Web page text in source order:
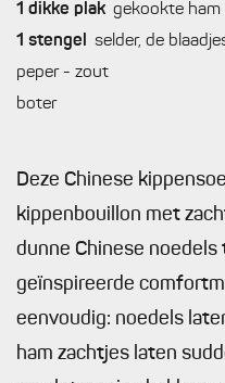
1 dikke plak gekookte ham
1 stengel
selder, de
peper - zout
boter
Deze Chinese
kippenbouillon met
dunne Chinese
geïnspireerde
eenvoudig: noedels
ham zachtjes laten